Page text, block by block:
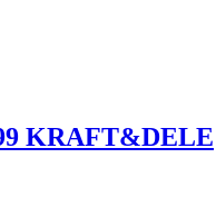
KRAFT&DELE